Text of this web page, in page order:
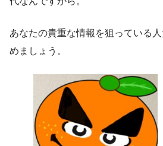
あなたの貴重な情報を狙っている
めましょう。